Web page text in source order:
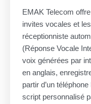
EMAK Telecom
invites vocales et
réceptionniste
(Réponse Vocale
voix générées par
en anglais,
partir d’un
script personnalisé